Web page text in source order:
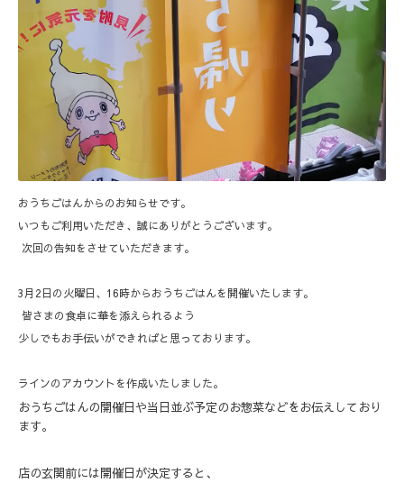
おうちごはんからのお知らせです。
いつもご利用いただき、誠にありがとうございます。
次回の告知をさせていただきます。
3月2日の火曜日、16時からおうちごはんを開催いたします。
皆さまの食卓に華を添えられるよう
少しでもお手伝いができればと思っております。
ラインのアカウントを作成いたしました。
おうちごはんの開催日や当日並ぶ予定のお惣菜などをお伝えしており
ます。
店の玄関前には開催日が決定すると、